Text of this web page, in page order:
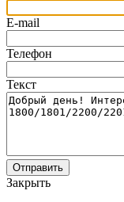
E-mail
Телефон
Текст
Отправить
Закрыть